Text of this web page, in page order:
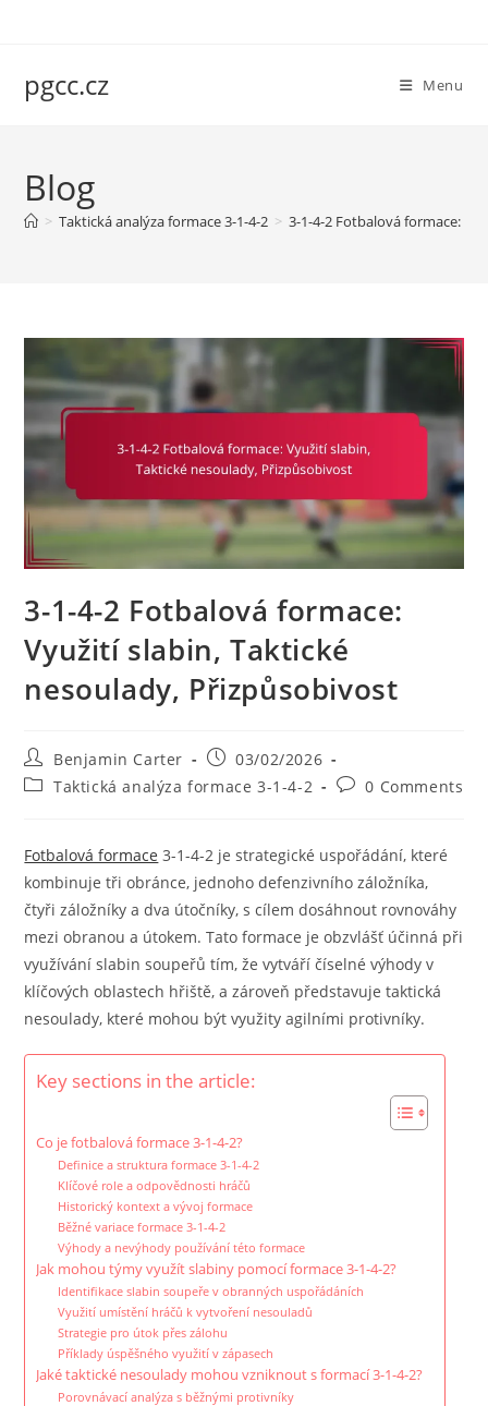
pgcc.cz Menu
Blog
> Taktická analýza formace 3-1-4-2 > 3-1-4-2 Fotbalová formace:
3-1-4-2 Fotbalová formace:
Využití slabin, Taktické
nesoulady, Přizpůsobivost
Post
author:
Benjamin Carter
Post
published:
03/02/2026
PostTaktická analýza formace 3-1-4-2
Post0 Comments
Fotbalová formace 3-1-4-2 je strategické uspořádání, které
kombinuje tři obránce, jednoho defenzivního záložníka,
čtyři záložníky a dva útočníky, s cílem dosáhnout rovnováhy
mezi obranou a útokem. Tato formace je obzvlášť účinná při
využívání slabin soupeřů tím, že vytváří číselné výhody v
klíčových oblastech hřiště, a zároveň představuje taktická
nesoulady, které mohou být využity agilními protivníky.
Key sections in the article:
Co je fotbalová formace 3-1-4-2?
Definice a struktura formace 3-1-4-2
Klíčové role a odpovědnosti hráčů
Historický kontext a vývoj formace
Běžné variace formace 3-1-4-2
Výhody a nevýhody používání této formace
Jak mohou týmy využít slabiny pomocí formace 3-1-4-2?
Identifikace slabin soupeře v obranných uspořádáních
Využití umístění hráčů k vytvoření nesouladů
Strategie pro útok přes zálohu
Příklady úspěšného využití v zápasech
Jaké taktické nesoulady mohou vzniknout s formací 3-1-4-2?
Porovnávací analýza s běžnými protivníky